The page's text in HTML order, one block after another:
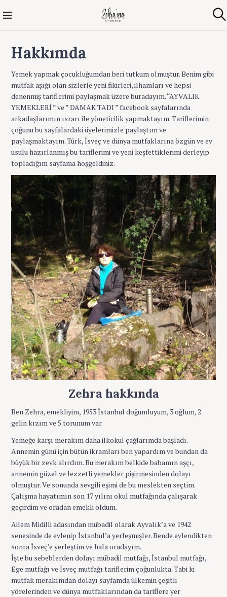
k
Zehra'nın Ev
r
Hakkımda
Yemek yapmak çocukluğumdan beri tutkum olmuştur. Benim gibi
mutfak aşığı olan sizlerle yeni fikirleri, ilhamları ve hepsi
denenmiş tariflerimi paylaşmak üzere buradayım. “AYVALIK
YEMEKLERİ ” ve ” DAMAK TADI ” facebook sayfalarında
arkadaşlarımın ısrarı ile yöneticilik yapmaktayım. Tariflerimin
çoğunu bu sayfalardaki üyelerimizle paylaştım ve
paylaşmaktayım. Türk, İsveç ve dünya mutfaklarına özgün ve ev
usulu hazırlanmış bu tariflerimi ve yeni keşfettiklerimi derleyip
topladığım sayfama hoşgeldiniz.
Zehra hakkında
Ben Zehra, emekliyim, 1953 İstanbul doğumluyum, 3 oğlum, 2
gelin kızım ve 5 torunum var.
Yemeğe karşı merakım daha ilkokul çağlarımda başladı.
Annemin günü için bütün ikramları ben yapardım ve bundan da
büyük bir zevk alırdım. Bu merakım belkide babamın aşçı,
annemin güzel ve lezzetli yemekler pişirmesinden dolayı
olmuştur. Ve sonunda sevgili eşimi de bu meslekten seçtim.
Çalışma hayatımın son 17 yılını okul mutfağında çalışarak
geçirdim ve oradan emekli oldum.
Ailem Midilli adasından mübadil olarak Ayvalık’a ve 1942
senesinde de evlenip İstanbul’a yerleşmişler. Bende evlendikten
sonra İsveç’e yerleştim ve hala oradayım.
İşte bu sebeblerden dolayı mübadil mutfağı, İstanbul mutfağı,
Ege mutfağı ve İsveç mutfağı tariflerim çoğunlukta. Tabi ki
mutfak merakımdan dolayı sayfamda ülkemin çeşitli
yörelerinden ve dünya mutfaklarından da tariflere yer